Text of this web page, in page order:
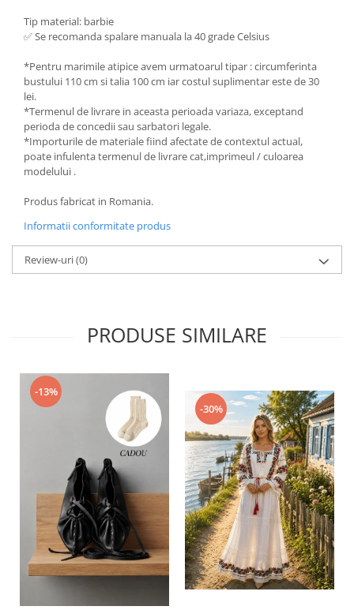
Tip material: barbie
✅ Se recomanda spalare manuala la 40 grade Celsius
*Pentru marimile atipice avem urmatoarul tipar : circumferinta
bustului 110 cm si talia 100 cm iar costul suplimentar este de 30
lei.
*Termenul de livrare in aceasta perioada variaza, exceptand
perioda de concedii sau sarbatori legale.
*Importurile de materiale fiind afectate de contextul actual,
poate infulenta termenul de livrare cat,imprimeul / culoarea
modelului .
Produs fabricat in Romania.
Informatii conformitate produs
Review-uri(0)
PRODUSE SIMILARE
-13%
-30%